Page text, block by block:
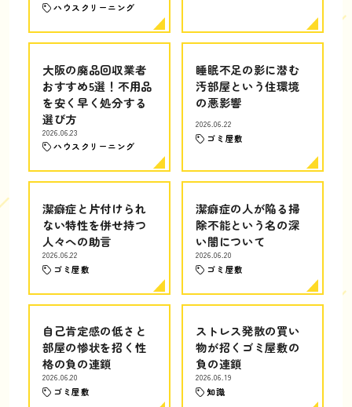
ハウスクリーニング
大阪の廃品回収業者
おすすめ5選！不用品
を安く早く処分する
選び方
2026.06.23
ハウスクリーニング
睡眠不足の影に潜む
汚部屋という住環境
の悪影響
2026.06.22
ゴミ屋敷
潔癖症と片付けられ
ない特性を併せ持つ
人々への助言
2026.06.22
ゴミ屋敷
潔癖症の人が陥る掃
除不能という名の深
い闇について
2026.06.20
ゴミ屋敷
自己肯定感の低さと
部屋の惨状を招く性
格の負の連鎖
2026.06.20
ゴミ屋敷
ストレス発散の買い
物が招くゴミ屋敷の
負の連鎖
2026.06.19
知識